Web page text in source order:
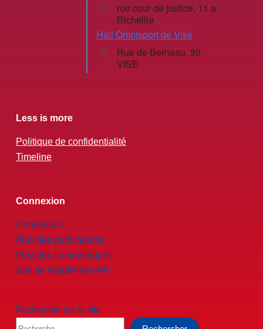
rue cour de justice, 11 a
Richellle
Hall Omnisport de Visé
Rue de Berneau, 30
VISE
Less is more
Politique de confidentialité
Timeline
Connexion
Connexion
Flux des publications
Flux des commentaires
Site de WordPress-FR
Rechercher sur le site